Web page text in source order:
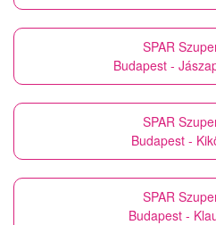
SPAR
Budapest -
SPAR
Budapest -
SPAR
Budapest -